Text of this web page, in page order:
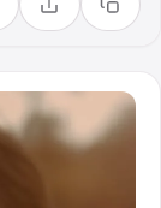
Compartilhar
Copiar